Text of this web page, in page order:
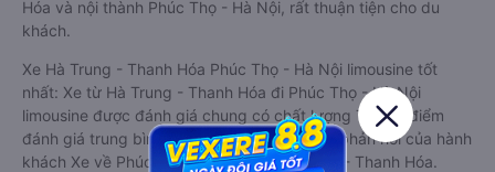
Hóa và nội thành Phúc Thọ - Hà Nội, rất thuận tiện cho du
khách.
Xe Hà Trung - Thanh Hóa Phúc Thọ - Hà Nội limousine tốt
nhất: Xe từ Hà Trung - Thanh Hóa đi Phúc Thọ - Hà Nội
limousine được đánh giá chung có chất lượng Tốt với điểm
đánh giá trung bình từ 4.4/5 dựa trên 2223 phản hồi của hành
khách Xe về Phúc Thọ - Hà Nội từ Hà Trung - Thanh Hóa.